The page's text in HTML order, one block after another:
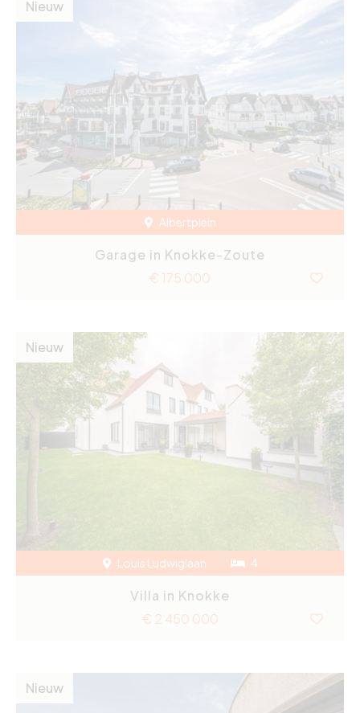
Nieuw
Albertplein
Garage in Knokke-Zoute
€ 175 000
Nieuw
Louis Ludwiglaan 4
Villa in Knokke
€ 2 450 000
Nieuw